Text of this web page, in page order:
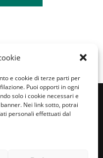
e cookie di terze parti per
Puoi opporti in ogni
solo i cookie necessari e
Nei link sotto, potrai
personali effettuati dal